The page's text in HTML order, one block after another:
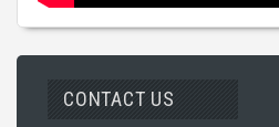
CONTACT US